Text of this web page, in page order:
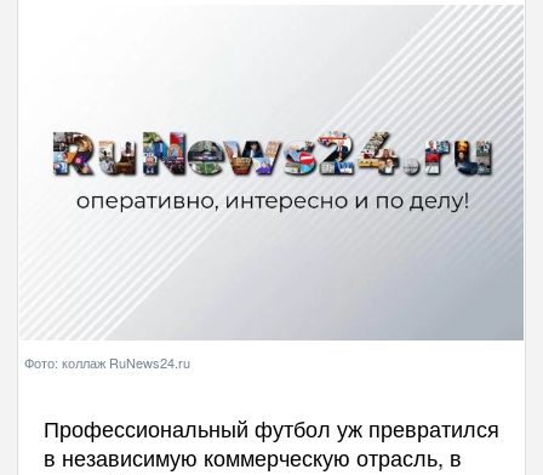
Фото: коллаж RuNews24.ru
Профессиональный футбол уж превратился
в независимую коммерческую отрасль, в